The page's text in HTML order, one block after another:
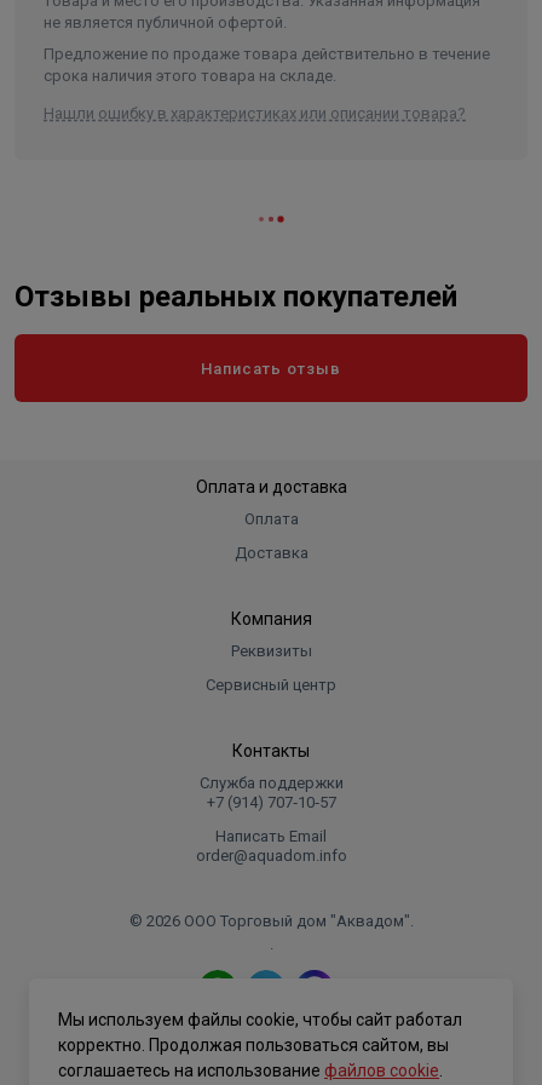
экологическая безопасность;
герметичность соединения.
не является публичной офертой.
Предложение по продаже товара действительно в течение
срока наличия этого товара на складе.
Нашли ошибку в характеристиках или описании товара?
Отзывы реальных покупателей
Написать отзыв
Оплата и доставка
Оплата
Доставка
Компания
Реквизиты
Сервисный центр
Контакты
Служба поддержки
+7 (914) 707‑10‑57
Написать Email
order@aquadom.info
© 2026 ООО Торговый дом "Аквадом".
.
Политика конфиденциальности
Мы используем файлы cookie, чтобы сайт работал
корректно. Продолжая пользоваться сайтом, вы
соглашаетесь на использование файлов cookie